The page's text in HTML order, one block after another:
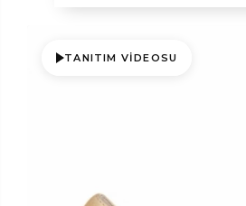
TANITIM VIDEOSU